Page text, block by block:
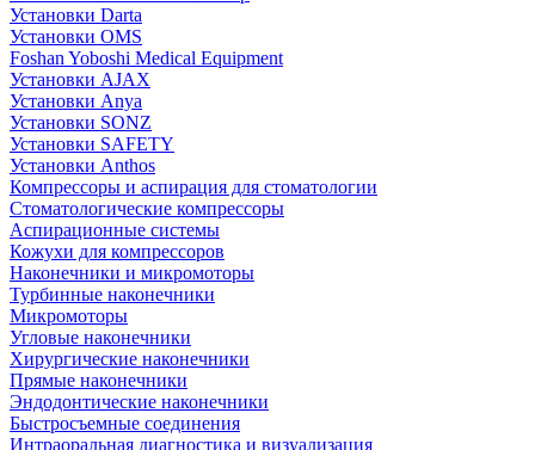
Установки Darta
Установки OMS
Foshan Yoboshi Medical Equipment
Установки AJAX
Установки Anya
Установки SONZ
Установки SAFETY
Установки Anthos
Компрессоры и аспирация для стоматологии
Стоматологические компрессоры
Аспирационные системы
Кожухи для компрессоров
Наконечники и микромоторы
Турбинные наконечники
Микромоторы
Угловые наконечники
Хирургические наконечники
Прямые наконечники
Эндодонтические наконечники
Быстросъемные соединения
Интраоральная диагностика и визуализация